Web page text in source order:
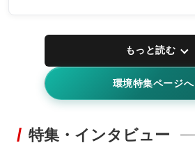
もっと読む
環境特集ページへ
特集・インタビュー